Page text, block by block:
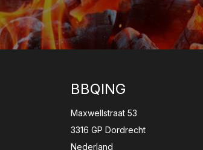
BBQING
Maxwellstraat 53
3316 GP Dordrecht
Nederland